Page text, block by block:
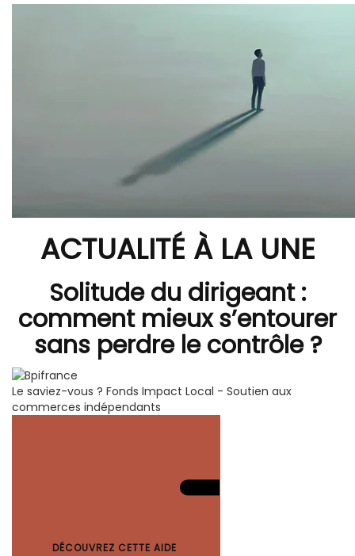
ACTUALITÉ À LA UNE
Solitude du dirigeant :
comment mieux s’entourer
sans perdre le contrôle ?
Le saviez-vous ? Fonds Impact Local - Soutien aux
commerces indépendants
DÉCOUVREZ CETTE AIDE